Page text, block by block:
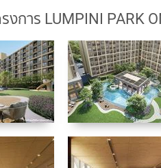
งการ LUMPINI PARK